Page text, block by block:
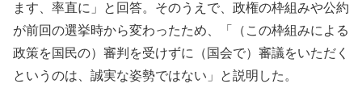
ます、率直に」と回答。そのうえで、政権の枠組みや公約
が前回の選挙時から変わったため、「（この枠組みによる
政策を国民の）審判を受けずに（国会で）審議をいただく
というのは、誠実な姿勢ではない」と説明した。